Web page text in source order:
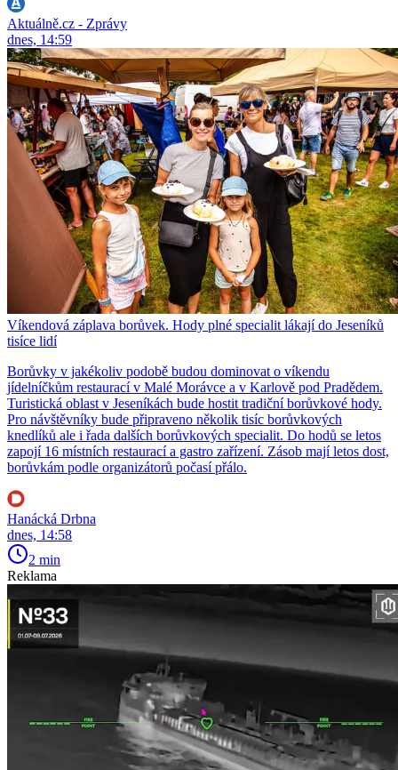
Aktuálně.cz - Zprávy
dnes, 14:59
Víkendová záplava borůvek. Hody plné specialit lákají do Jeseníků
tisíce lidí
Borůvky v jakékoliv podobě budou dominovat o víkendu
jídelníčkům restaurací v Malé Morávce a v Karlově pod Pradědem.
Turistická oblast v Jeseníkách bude hostit tradiční borůvkové hody.
Pro návštěvníky bude připraveno několik tisíc borůvkových
knedlíků ale i řada dalších borůvkových specialit. Do hodů se letos
zapojí 16 místních restaurací a gastro zařízení. Zásob mají letos dost,
borůvkám podle organizátorů počasí přálo.
Hanácká Drbna
dnes, 14:58
2 min
Reklama